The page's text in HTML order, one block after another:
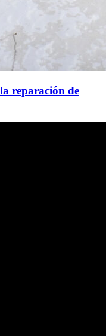
reparación de